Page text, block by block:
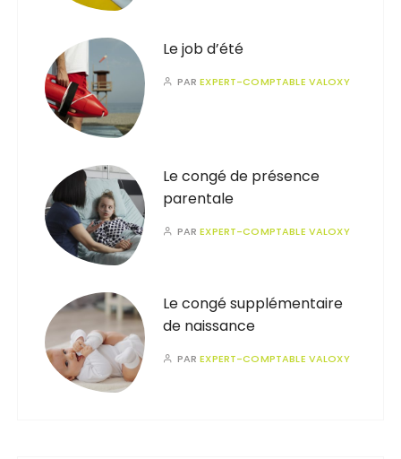
Le job d’été
PAREXPERT-COMPTABLE VALOXY
Le congé de présence
parentale
PAREXPERT-COMPTABLE VALOXY
Le congé supplémentaire
de naissance
PAREXPERT-COMPTABLE VALOXY